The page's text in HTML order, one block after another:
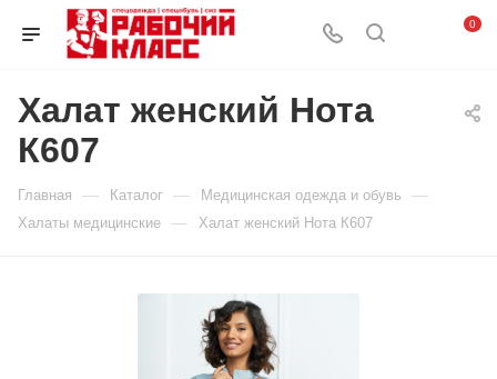
0
Халат женский Нота
К607
Главная — Каталог — Медицинская одежда и обувь —
Халаты медицинские — Халат женский Нота К607